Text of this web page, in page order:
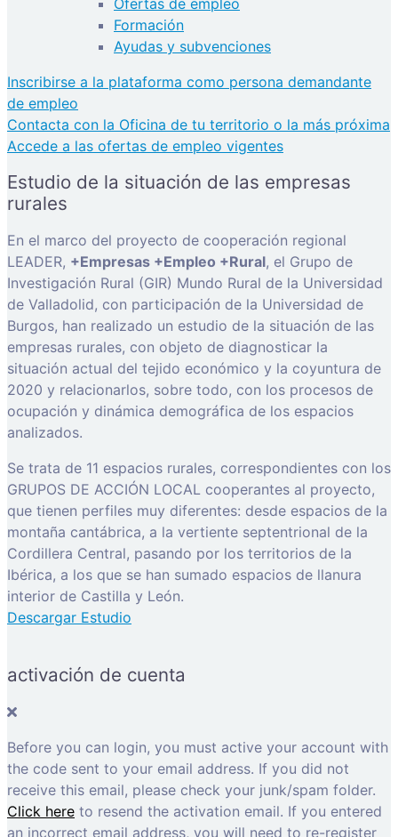
Formación
Ayudas y subvenciones
Inscribirse a la plataforma como persona demandante
de empleo
Contacta con la Oficina de tu territorio o la más próxima
Accede a las ofertas de empleo vigentes
Estudio de la situación de las empresas
rurales
En el marco del proyecto de cooperación regional
LEADER, +Empresas +Empleo +Rural, el Grupo de
Investigación Rural (GIR) Mundo Rural de la Universidad
de Valladolid, con participación de la Universidad de
Burgos, han realizado un estudio de la situación de las
empresas rurales, con objeto de diagnosticar la
situación actual del tejido económico y la coyuntura de
2020 y relacionarlos, sobre todo, con los procesos de
ocupación y dinámica demográfica de los espacios
analizados.
Se trata de 11 espacios rurales, correspondientes con los
GRUPOS DE ACCIÓN LOCAL cooperantes al proyecto,
que tienen perfiles muy diferentes: desde espacios de la
montaña cantábrica, a la vertiente septentrional de la
Cordillera Central, pasando por los territorios de la
Ibérica, a los que se han sumado espacios de llanura
interior de Castilla y León.
Descargar Estudio
activación de cuenta
Before you can login, you must active your account with
the code sent to your email address. If you did not
receive this email, please check your junk/spam folder.
Click here to resend the activation email. If you entered
an incorrect email address, you will need to re-register